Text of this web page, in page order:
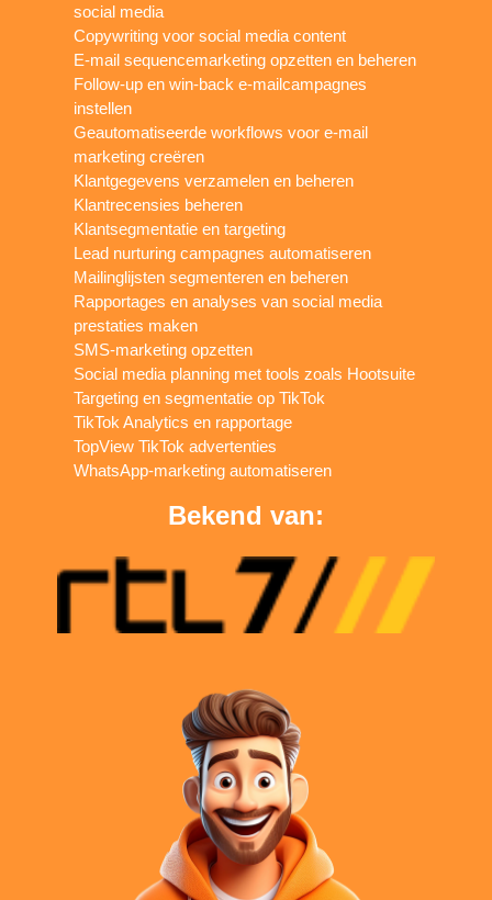
social media
Copywriting voor social media content
E-mail sequencemarketing opzetten en beheren
Follow-up en win-back e-mailcampagnes
instellen
Geautomatiseerde workflows voor e-mail
marketing creëren
Klantgegevens verzamelen en beheren
Klantrecensies beheren
Klantsegmentatie en targeting
Lead nurturing campagnes automatiseren
Mailinglijsten segmenteren en beheren
Rapportages en analyses van social media
prestaties maken
SMS-marketing opzetten
Social media planning met tools zoals Hootsuite
Targeting en segmentatie op TikTok
TikTok Analytics en rapportage
TopView TikTok advertenties
WhatsApp-marketing automatiseren
Bekend van: